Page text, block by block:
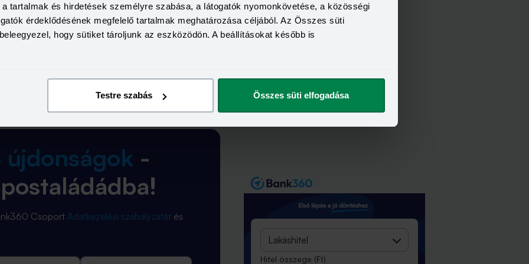
tartalmak és hirdetések személyre szabása, a látogatók nyomonkövetése, a közösségi
érdeklődésének megfelelő tartalmak meghatározása céljából. Az Összes süti
hogy sütiket tároljunk az eszközödön. A beállításokat később is
Testre szabás Összes süti elfogadása
fennállására 50, 100, 150, illetve 200 ezer forintot
biztosítási díj mellett. A konstrukció megkötése a
ha pedig életbiztosítást is választunk mellé,
-
Csoport Adatkezelési szabályzatát és
hogy a bizonytalan időkben is
biztonságban érezzük magunkat.
Lakáshitel
Hitel összege (Ft)